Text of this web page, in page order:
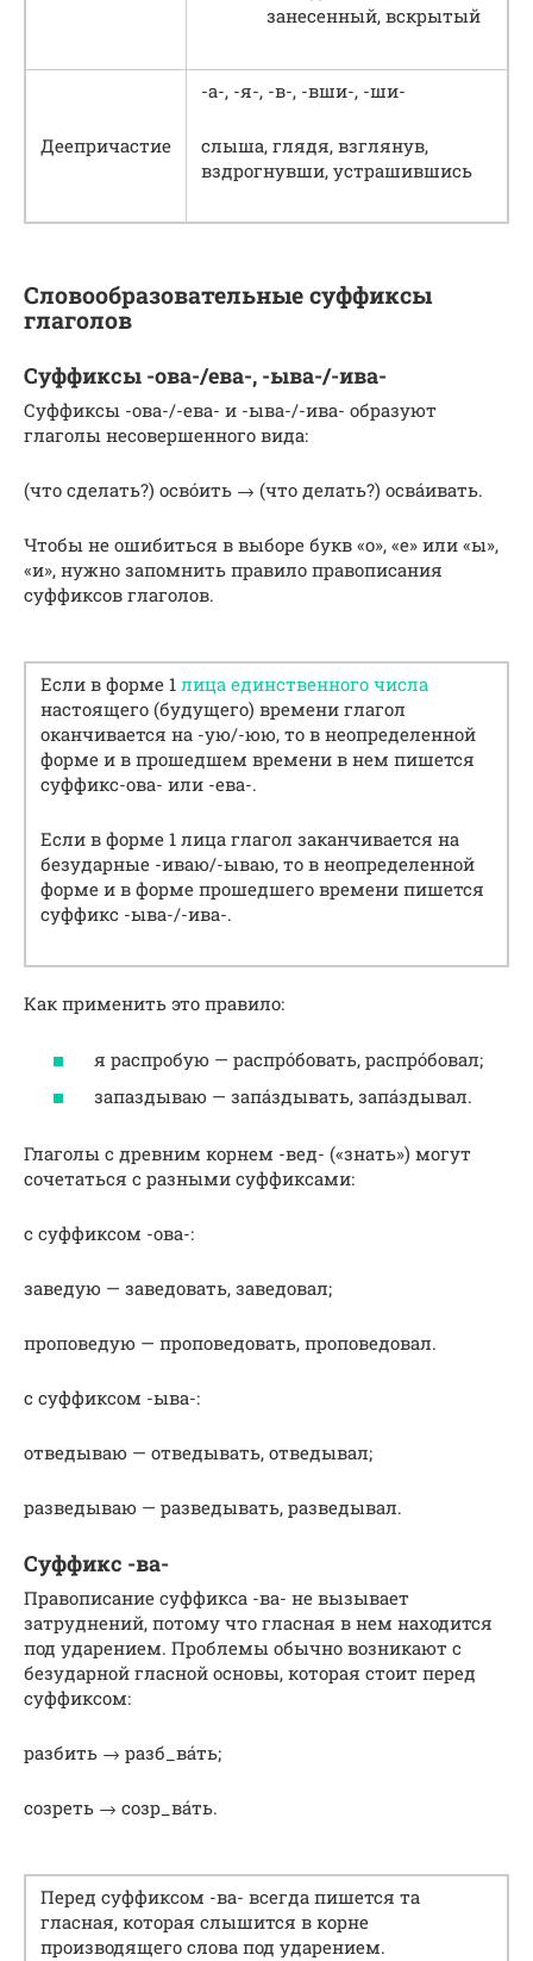
занесенный, вскрытый
Деепричастие
-а-, -я-, -в-, -вши-, -ши-
слыша, глядя, взглянув,
вздрогнувши, устрашившись
Словообразовательные суффиксы
глаголов
Суффиксы -ова-/ева-, -ыва-/-ива-
Суффиксы -ова-/-ева- и -ыва-/-ива- образуют
глаголы несовершенного вида:
(что сделать?) осво́ить → (что делать?) осва́ивать.
Чтобы не ошибиться в выборе букв «о», «е» или «ы»,
«и», нужно запомнить правило правописания
суффиксов глаголов.
Если в форме 1 лица единственного числа
настоящего (будущего) времени глагол
оканчивается на -ую/-юю, то в неопределенной
форме и в прошедшем времени в нем пишется
суффикс-ова- или -ева-.
Если в форме 1 лица глагол заканчивается на
безударные -иваю/-ываю, то в неопределенной
форме и в форме прошедшего времени пишется
суффикс -ыва-/-ива-.
Как применить это правило:
я распробую — распро́бовать, распро́бовал;
запаздываю — запа́здывать, запа́здывал.
Глаголы с древним корнем -вед- («знать») могут
сочетаться с разными суффиксами:
с суффиксом -ова-:
заведую — заведовать, заведовал;
проповедую — проповедовать, проповедовал.
с суффиксом -ыва-:
отведываю — отведывать, отведывал;
разведываю — разведывать, разведывал.
Суффикс -ва-
Правописание суффикса -ва- не вызывает
затруднений, потому что гласная в нем находится
под ударением. Проблемы обычно возникают с
безударной гласной основы, которая стоит перед
суффиксом:
разбить → разб_ва́ть;
созреть → созр_ва́ть.
Перед суффиксом -ва- всегда пишется та
гласная, которая слышится в корне
производящего слова под ударением.